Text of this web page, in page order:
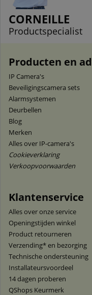
CORNEILLE
Productspecialist
Producten en
IP Camera's
Beveiligingscamera sets
Alarmsystemen
Deurbellen
Blog
Merken
Alles over IP-camera's
Cookieverklaring
Verkoopvoorwaarden
Klantenservice
Alles over onze service
Openingstijden winkel
Product retourneren
Verzending* en bezorging
Technische ondersteuning
Installateursvoordeel
14 dagen proberen
QShops Keurmerk